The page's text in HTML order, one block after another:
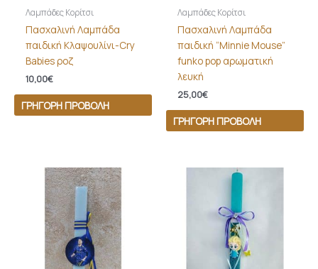
Λαμπάδες Κορίτσι
Πασχαλινή Λαμπάδα
παιδική Κλαψουλίνι-Cry
Babies ροζ
10,00€
ΓΡΉΓΟΡΗ ΠΡΟΒΟΛΉ
Λαμπάδες Κορίτσι
Πασχαλινή Λαμπάδα
παιδική “Minnie Mouse”
funko pop αρωματική
λευκή
25,00€
ΓΡΉΓΟΡΗ ΠΡΟΒΟΛΉ